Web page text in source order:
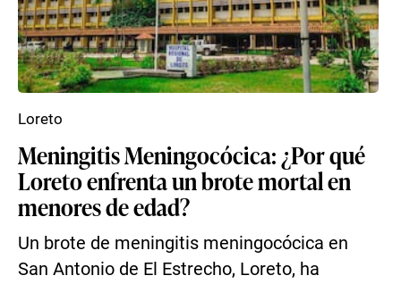
Meningitis Meningocócica: ¿Por qué
Loreto enfrenta un brote mortal en
menores de edad?
Un brote de meningitis meningocócica en
San Antonio de El Estrecho, Loreto, ha
Loreto